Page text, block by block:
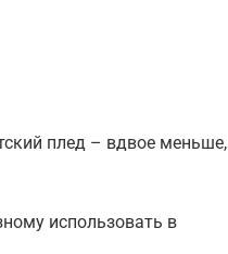
плед – вдвое меньше,
использовать в